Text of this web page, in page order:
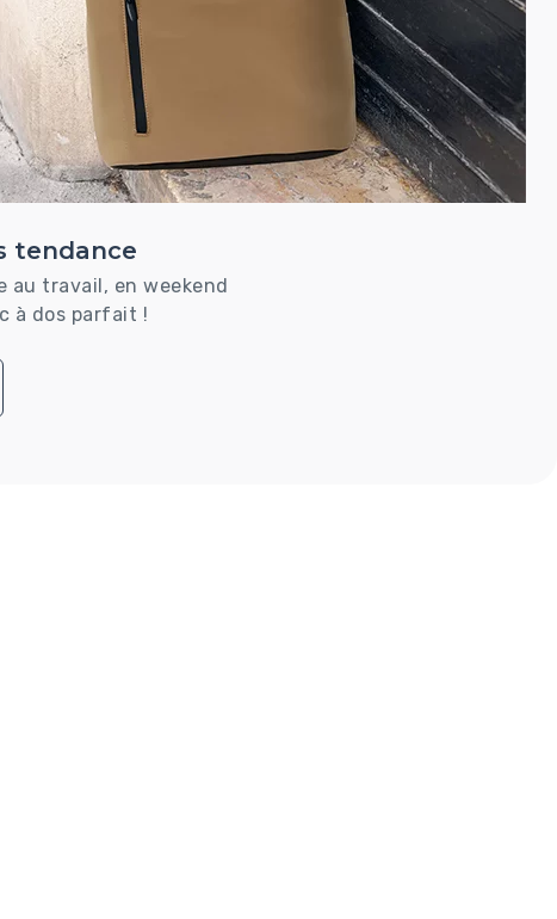
tendance
au travail, en weekend
à dos parfait !